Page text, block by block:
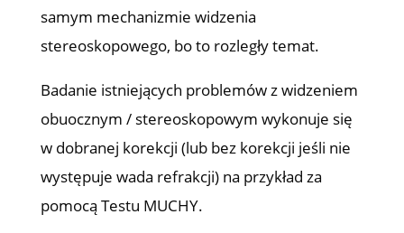
samym mechanizmie widzenia
stereoskopowego, bo to rozległy temat.
Badanie istniejących problemów z widzeniem
obuocznym / stereoskopowym wykonuje się
w dobranej korekcji (lub bez korekcji jeśli nie
występuje wada refrakcji) na przykład za
pomocą Testu MUCHY.